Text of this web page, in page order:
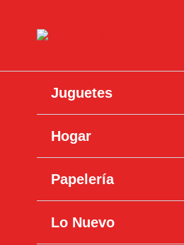
Juguetes
Hogar
Papelería
Lo Nuevo